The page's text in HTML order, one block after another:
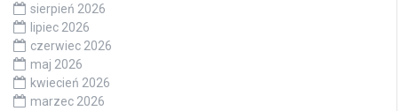
sierpień 2026
lipiec 2026
czerwiec 2026
maj 2026
kwiecień 2026
marzec 2026